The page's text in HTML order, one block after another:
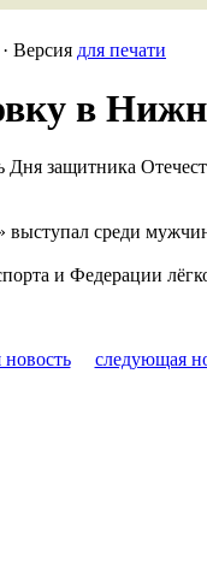
· Версия для печати
в
Дня защитника
среди
и Федерации
следующая